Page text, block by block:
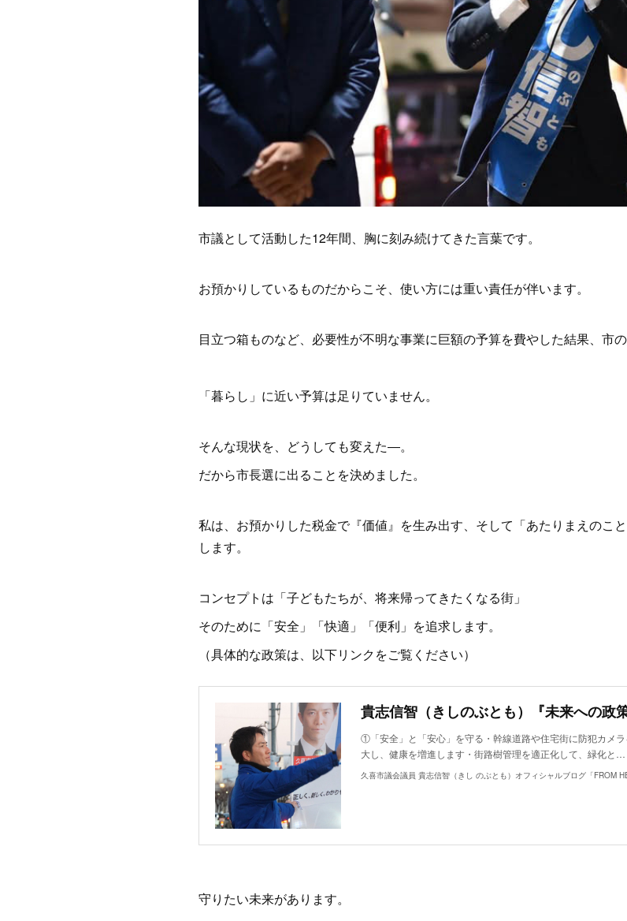
市議として活動した12年間、胸に刻み続けてきた言葉です。
お預かりしているものだからこそ、使い方には重い責任が伴います。
目立つ箱ものなど、必要性が不明な事業に巨額の予算を費やした結果、市の
「暮らし」に近い予算は足りていません。
そんな現状を、どうしても変えた―。
だから市長選に出ることを決めました。
私は、お預かりした税金で『価値』を生み出す、そして「あたりまえのこ
します。
コンセプトは「子どもたちが、将来帰ってきたくなる街」
そのために「安全」「快適」「便利」を追求します。
（具体的な政策は、以下リンクをご覧ください）
貴志信智（きしのぶとも）『未来への政
①「安全」と「安心」を守る・幹線道路や住宅街に防犯カメ
大し、健康を増進します・街路樹管理を適正化して、緑化と…
久喜市議会議員 貴志信智（きし のぶとも）オフィシャルブログ「FROM
守りたい未来があります。